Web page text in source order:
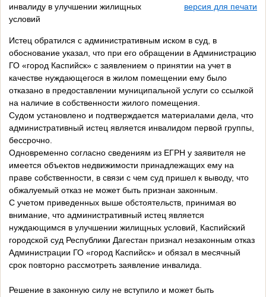
инвалиду в улучшении жилищных
условий
версия для печати
Истец обратился с административным иском в суд, в
обоснование указал, что при его обращении в Администрацию
ГО «город Каспийск» с заявлением о принятии на учет в
качестве нуждающегося в жилом помещении ему было
отказано в предоставлении муниципальной услуги со ссылкой
на наличие в собственности жилого помещения.
Судом установлено и подтверждается материалами дела, что
административный истец является инвалидом первой группы,
бессрочно.
Одновременно согласно сведениям из ЕГРН у заявителя не
имеется объектов недвижимости принадлежащих ему на
праве собственности, в связи с чем суд пришел к выводу, что
обжалуемый отказ не может быть признан законным.
С учетом приведенных выше обстоятельств, принимая во
внимание, что административный истец является
нуждающимся в улучшении жилищных условий, Каспийский
городской суд Республики Дагестан признал незаконным отказ
Администрации ГО «город Каспийск» и обязал в месячный
срок повторно рассмотреть заявление инвалида.
Решение в законную силу не вступило и может быть